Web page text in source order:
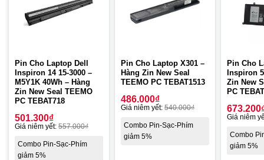
Pin Cho Laptop Dell
Inspiron 14 15-3000 –
M5Y1K 40Wh – Hàng
Zin New Seal TEEMO
PC TEBAT718
501.300₫
Giá niêm yết: 557.000₫
Combo Pin-Sạc-Phím
giảm 5%
Pin Cho Laptop X301 –
Hàng Zin New Seal
TEEMO PC TEBAT1513
486.000₫
Giá niêm yết: 540.000₫
Combo Pin-Sạc-Phím
giảm 5%
Pin Cho
Inspiron
Zin New
PC
673.200
Giá niêm
Combo
giảm 5%